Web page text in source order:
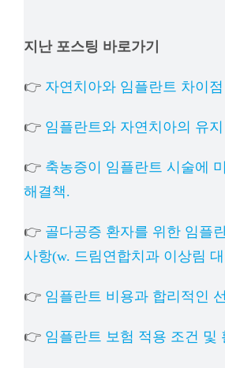
지난 포스팅 바로가기
👉 자연치아와 임플란트 차이점
👉 임플란트와 자연치아의 유
👉 축농증이 임플란트 시술에
해결책.
👉 골다공증 환자를 위한 임플
사항(w. 드림연합치과 이상림
👉 임플란트 비용과 합리적인
👉 임플란트 보험 적용 조건 및